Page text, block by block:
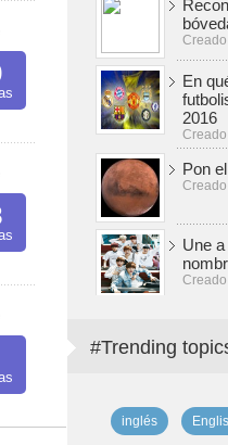
En
2016
Pon
Une
#Trending
inglés